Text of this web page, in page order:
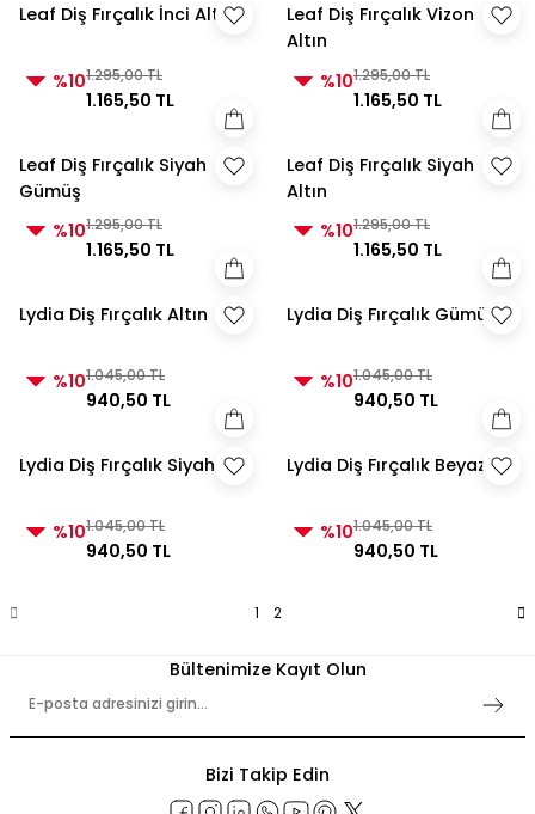
Leaf Diş Fırçalık İnci Altın
%101.295,00 TL
1.165,50 TL
Leaf Diş Fırçalık Vizon
Altın
%101.295,00 TL
1.165,50 TL
Leaf Diş Fırçalık Siyah
Gümüş
%101.295,00 TL
1.165,50 TL
Leaf Diş Fırçalık Siyah
Altın
%101.295,00 TL
1.165,50 TL
Lydia Diş Fırçalık Altın
%101.045,00 TL
940,50 TL
Lydia Diş Fırçalık Gümüş
%101.045,00 TL
940,50 TL
Lydia Diş Fırçalık Siyah
%101.045,00 TL
940,50 TL
Lydia Diş Fırçalık Beyaz
%101.045,00 TL
940,50 TL
1 2
Bültenimize Kayıt Olun
Bizi Takip Edin